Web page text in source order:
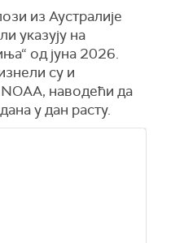
из Аустралије
указују на
од јуна 2026.
су и
наводећи да
у дан расту.